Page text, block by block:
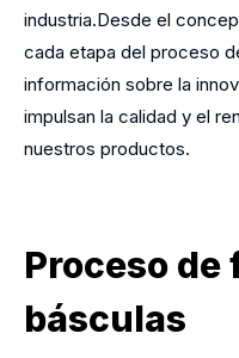
industria.Desde el
cada etapa del proceso
información sobre la
impulsan la calidad y el
nuestros productos.
Proceso
básculas